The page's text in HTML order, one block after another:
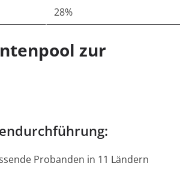
28%
zur
Probanden in 11 Ländern